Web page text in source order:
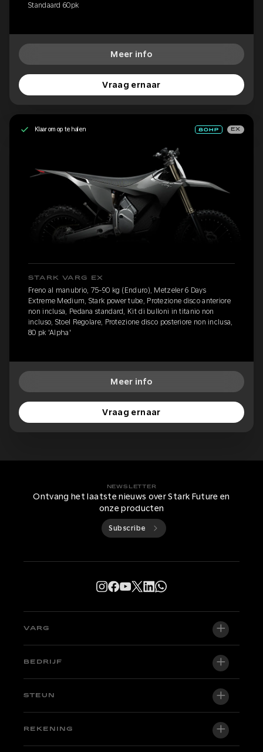
Standaard 60pk
Meer info
Vraag ernaar
Klaar om op te halen EX
STARK VARG EX
Freno al manubrio, 75-90 kg (Enduro), Metzeler 6 Days
Extreme Medium, Stark power tube, Protezione disco anteriore
non inclusa, Pedana standard, Kit di bulloni in titanio non
incluso, Stoel Regolare, Protezione disco posteriore non inclusa,
80 pk 'Alpha'
Meer info
Vraag ernaar
NEWSLETTER
Ontvang het laatste nieuws over Stark Future en
onze producten
Subscribe
VARG
VARG EX
Fabriekseditie
Motoren op voorraad
BEDRIJF
Over ons
STEUN
Ondersteuningscentrum
REKENING